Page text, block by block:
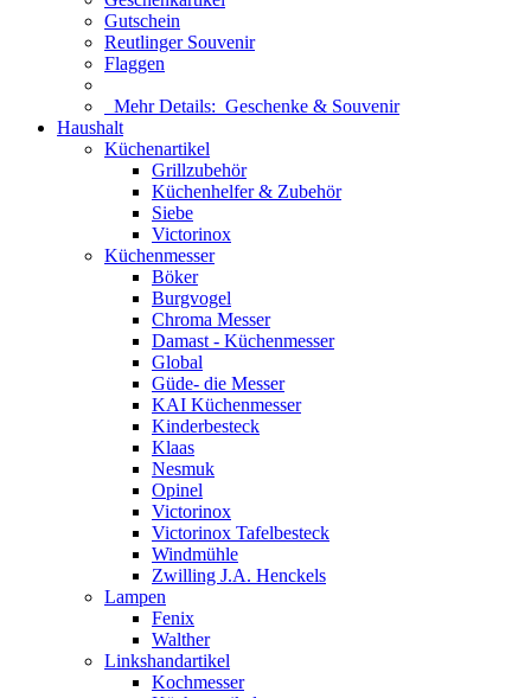
Gutschein
Reutlinger Souvenir
Flaggen
Mehr Details: Geschenke & Souvenir
Haushalt
Küchenartikel
Grillzubehör
Küchenhelfer & Zubehör
Siebe
Victorinox
Küchenmesser
Böker
Burgvogel
Chroma Messer
Damast - Küchenmesser
Global
Güde- die Messer
KAI Küchenmesser
Kinderbesteck
Klaas
Nesmuk
Opinel
Victorinox
Victorinox Tafelbesteck
Windmühle
Zwilling J.A. Henckels
Lampen
Fenix
Walther
Linkshandartikel
Kochmesser